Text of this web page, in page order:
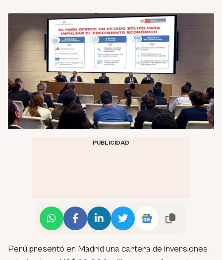
PUBLICIDAD
Perú presentó en Madrid una cartera de inversiones